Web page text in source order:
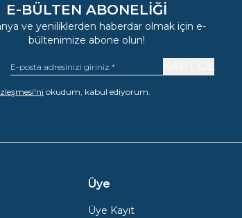
E-BÜLTEN ABONELIĞI
ve yeniliklerden haberdar olmak için e-
bültenimize abone olun!
okudum, kabul ediyorum.
Üye
Üye Kayıt